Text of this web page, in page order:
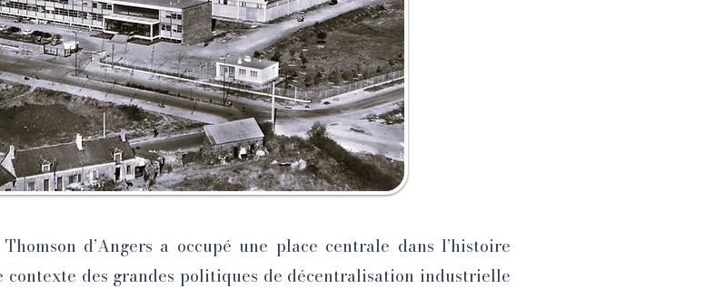
d’Angers a occupé une place centrale dans l’histoire
des grandes politiques de décentralisation industrielle